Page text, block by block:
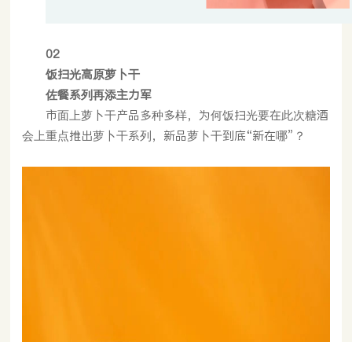
02
饭扫光高原萝卜干
佐餐系列再添主力军
市面上萝卜干产品多种多样，为何饭扫光要在此次糖酒
会上重点推出萝卜干系列，新品萝卜干到底“新在哪”？